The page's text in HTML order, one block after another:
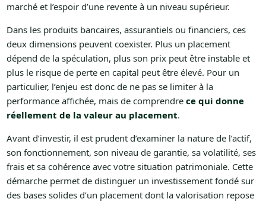
marché et l’espoir d’une revente à un niveau supérieur.
Dans les produits bancaires, assurantiels ou financiers, ces
deux dimensions peuvent coexister. Plus un placement
dépend de la spéculation, plus son prix peut être instable et
plus le risque de perte en capital peut être élevé. Pour un
particulier, l’enjeu est donc de ne pas se limiter à la
performance affichée, mais de comprendre ce qui donne
réellement de la valeur au placement.
Avant d’investir, il est prudent d’examiner la nature de l’actif,
son fonctionnement, son niveau de garantie, sa volatilité, ses
frais et sa cohérence avec votre situation patrimoniale. Cette
démarche permet de distinguer un investissement fondé sur
des bases solides d’un placement dont la valorisation repose